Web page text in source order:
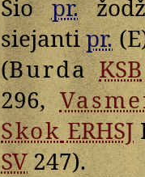
Šiopr.
siejantipr.
(Burda KSB
296,
SkokERHSJ
SV247).